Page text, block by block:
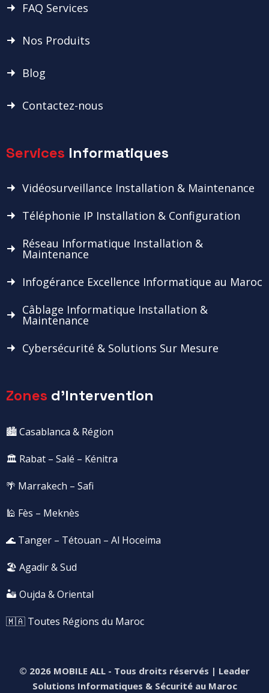
FAQ Services
Nos Produits
Blog
Contactez-nous
Services Informatiques
Vidéosurveillance Installation & Maintenance
Téléphonie IP Installation & Configuration
Réseau Informatique Installation &
Maintenance
Infogérance Excellence Informatique au Maroc
Câblage Informatique Installation &
Maintenance
Cybersécurité & Solutions Sur Mesure
Zones d'Intervention
🏙️ Casablanca & Région
🏛️ Rabat – Salé – Kénitra
🌴 Marrakech – Safi
🕌 Fès – Meknès
🌊 Tanger – Tétouan – Al Hoceima
🏖️ Agadir & Sud
🏜️ Oujda & Oriental
🇲🇦 Toutes Régions du Maroc
© 2026 MOBILE ALL - Tous droits réservés | Leader
Solutions Informatiques & Sécurité au Maroc